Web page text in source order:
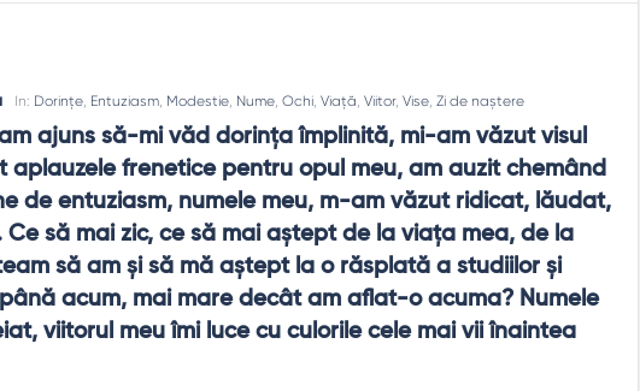
In: Dorințe Entuziasm Modestie Nume ,Ochi ,Viață ,Viitor,Vise ,Zi de naștere
ajuns să-mi văd dorinţa împlinită, mi-am văzut visul
aplauzele frenetice pentru opul meu, am auzit chemând
de entuziasm, numele meu, m-am văzut ridicat, lăudat,
să mai zic, ce să mai aştept de la viaţa mea, de la
să am şi să mă aştept la o răsplată a studiilor şi
acum, mai mare decât am aflat-o acuma? Numele
viitorul meu îmi luce cu culorile cele mai vii înaintea